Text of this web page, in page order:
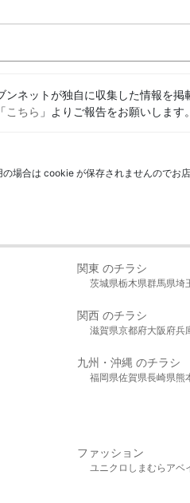
ネットが独自に収集した情報を
こちら 」よりご報告をお願いします。
場合は cookie が保存されませんのでお
関東 のチラシ
茨城県栃木県群馬県埼
関西 のチラシ
滋賀県京都府大阪府兵
九州・沖縄 のチラシ
福岡県佐賀県長崎県熊
ファッション
ユニクロ しまむら アベ